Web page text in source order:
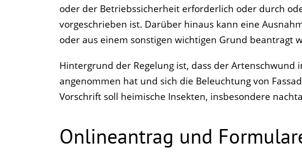
oder der Betriebssicherheit erforderlich oder durch
vorgeschrieben ist. Darüber hinaus kann eine
oder aus einem sonstigen wichtigen Grund beantragt
Hintergrund der Regelung ist, dass der Artenschwund
angenommen hat und sich die Beleuchtung von
Vorschrift soll heimische Insekten, insbesondere
Onlineantrag und